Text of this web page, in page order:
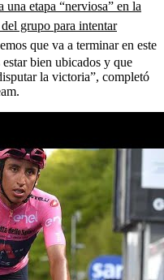
etapa “nerviosa” en la
grupo para intentar
que va a terminar en este
bien ubicados y que
la victoria”, completó